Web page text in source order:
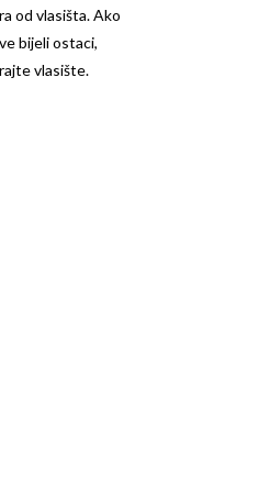
od vlasišta. Ako
bijeli ostaci,
vlasište.